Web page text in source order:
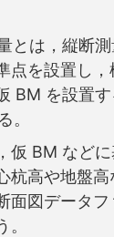
とは，縦断
点を設置し，
BM を設置
。
仮 BM など
杭高や地盤高
面図データ